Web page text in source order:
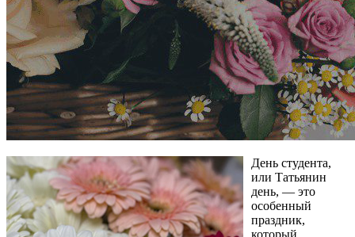
День студента,
или Татьянин
день, — это
особенный
праздник,